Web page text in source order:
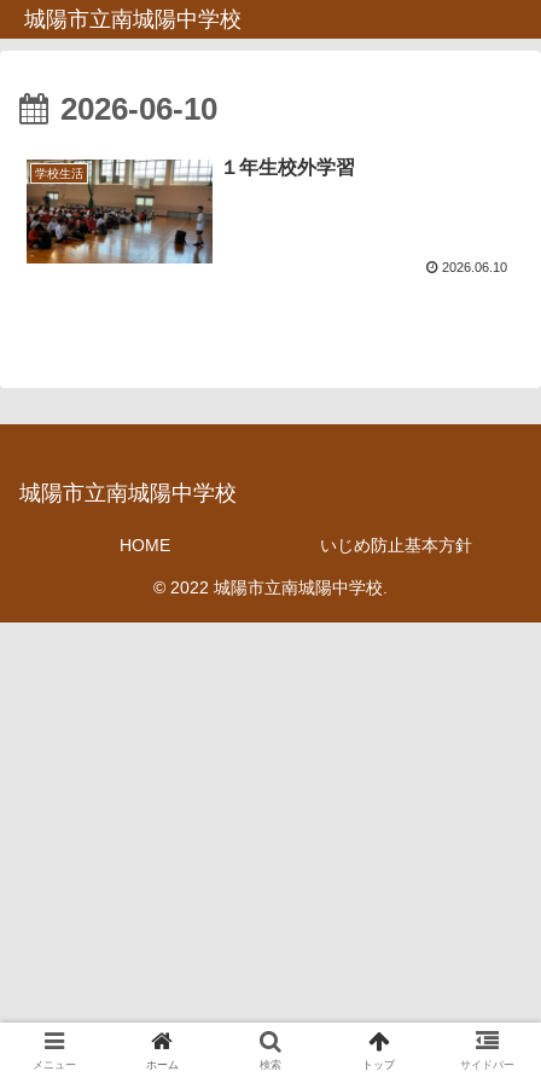
城陽市立南城陽中学校
2026-06-10
学校生活 １年生校外学習
2026.06.10
城陽市立南城陽中学校
HOME いじめ防止基本方針
© 2022 城陽市立南城陽中学校.
メニュー ホーム 検索 トップ サイドバー